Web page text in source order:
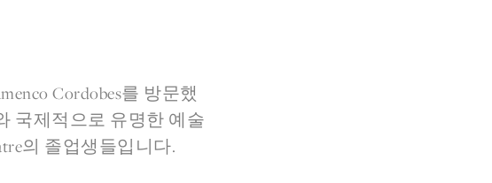
Cordobes를 방문했
국제적으로 유명한 예술
의 졸업생들입니다.